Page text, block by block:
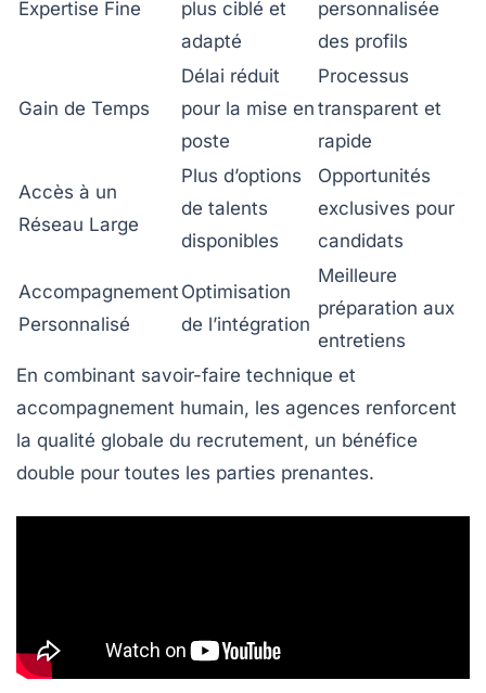
Expertise Fine
plus ciblé et
adapté
personnalisée
des profils
Gain de Temps
Délai réduit
pour la mise en
poste
Processus
transparent et
rapide
Accès à un
Réseau Large
Plus d’options
de talents
disponibles
Opportunités
exclusives pour
candidats
Accompagnement
Personnalisé
Optimisation
de l’intégration
Meilleure
préparation aux
entretiens
En combinant savoir-faire technique et
accompagnement humain, les agences renforcent
la qualité globale du recrutement, un bénéfice
double pour toutes les parties prenantes.